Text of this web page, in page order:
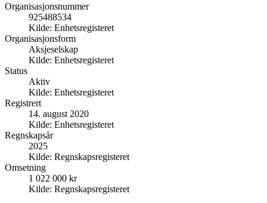
Organisasjonsnummer
925488534
Kilde: Enhetsregisteret
Organisasjonsform
Aksjeselskap
Kilde: Enhetsregisteret
Status
Aktiv
Kilde: Enhetsregisteret
Registrert
14. august 2020
Kilde: Enhetsregisteret
Regnskapsår
2025
Kilde: Regnskapsregisteret
Omsetning
1 022 000 kr
Kilde: Regnskapsregisteret